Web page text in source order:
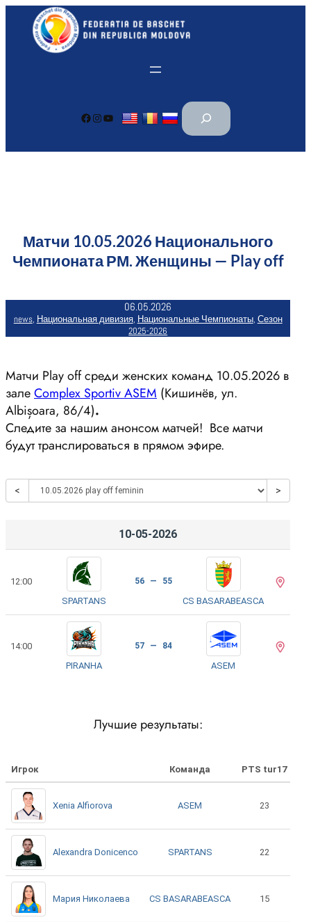
Перейти
содержимому
Facebook Instagram YouTube
П
и
Матчи 10.05.2026 Национального
Чемпионата РМ. Женщины — Play off
06.05.2026
news, Национальная дивизия, Национальные Чемпионаты, Сезон
2025-2026
Матчи Play off среди женских команд 10.05.2026 в
залеComplex Sportiv ASEM (Кишинёв, ул.
Albișoara, 86/4).
Следите за нашим анонсом матчей! Все матчи
будут транслироваться в прямом эфире.
< >
10-05-2026
12:00
SPARTANS
56 — 55
CS BASARABEASCA
14:00
PIRANHA
57 — 84
ASEM
Лучшие результаты:
Игрок Команда PTS tur17
Xenia Alfiorova ASEM 23
Alexandra Donicenco SPARTANS 22
Мария Николаева CS BASARABEASCA 15